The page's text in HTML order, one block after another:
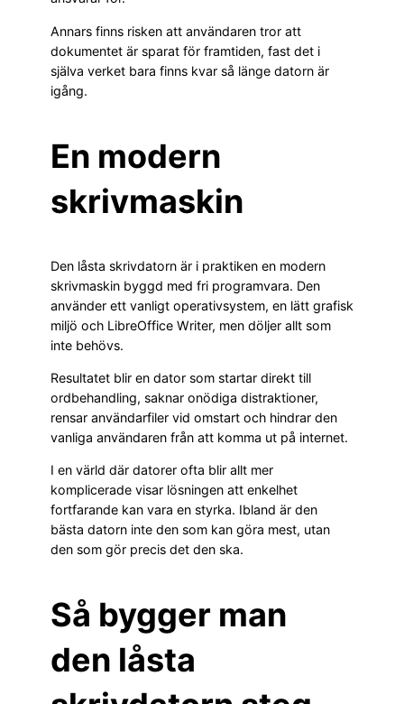
Annars finns risken att användaren tror att
dokumentet är sparat för framtiden, fast det i
själva verket bara finns kvar så länge datorn är
igång.
En modern
skrivmaskin
Den låsta skrivdatorn är i praktiken en modern
skrivmaskin byggd med fri programvara. Den
använder ett vanligt operativsystem, en lätt grafisk
miljö och LibreOffice Writer, men döljer allt som
inte behövs.
Resultatet blir en dator som startar direkt till
ordbehandling, saknar onödiga distraktioner,
rensar användarfiler vid omstart och hindrar den
vanliga användaren från att komma ut på internet.
I en värld där datorer ofta blir allt mer
komplicerade visar lösningen att enkelhet
fortfarande kan vara en styrka. Ibland är den
bästa datorn inte den som kan göra mest, utan
den som gör precis det den ska.
Så bygger man
den låsta